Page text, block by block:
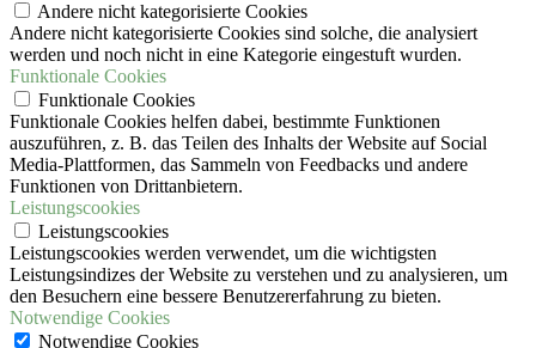
Andere nicht kategorisierte Cookies
Andere nicht kategorisierte Cookies sind solche, die analysiert
werden und noch nicht in eine Kategorie eingestuft wurden.
Funktionale Cookies
Funktionale Cookies
Funktionale Cookies helfen dabei, bestimmte Funktionen
auszuführen, z. B. das Teilen des Inhalts der Website auf Social
Media-Plattformen, das Sammeln von Feedbacks und andere
Funktionen von Drittanbietern.
Leistungscookies
Leistungscookies
Leistungscookies werden verwendet, um die wichtigsten
Leistungsindizes der Website zu verstehen und zu analysieren, um
den Besuchern eine bessere Benutzererfahrung zu bieten.
Notwendige Cookies
Notwendige Cookies